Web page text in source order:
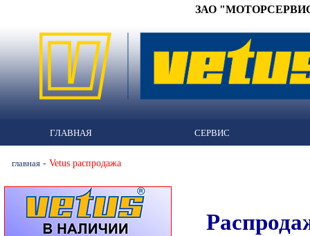
ЗАО "МОТОРСЕРВИС"
ГЛАВНАЯ СЕРВИС
главная - Vetus распродажа